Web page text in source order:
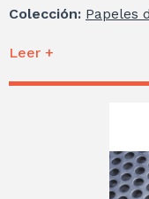
Colección: Papeles
Leer +